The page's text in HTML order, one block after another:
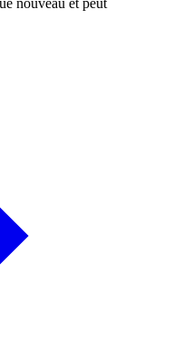
nouveau et peut